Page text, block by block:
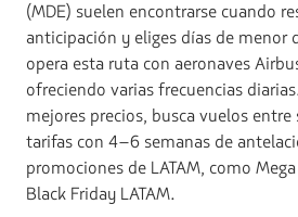
(MDE) suelen encontrarse cuando
anticipación y eliges días de menor
opera esta ruta con aeronaves
ofreciendo varias frecuencias
mejores precios, busca vuelos
tarifas con 4–6 semanas de
promociones de LATAM, como
Black Friday LATAM.